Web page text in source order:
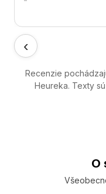
‹
Recenzie
Heureka. Texty
O